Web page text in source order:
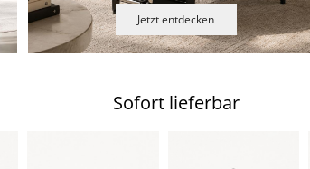
Sofort lieferbar
Jetzt entdecken